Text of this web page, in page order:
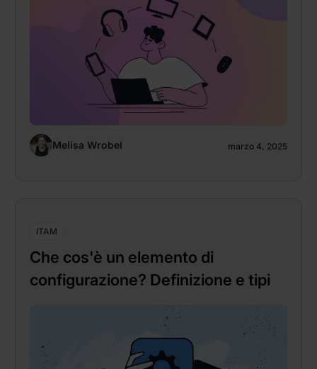
Melisa Wrobel marzo 4, 2025
ITAM
Che cos'è un elemento di
configurazione? Definizione e tipi